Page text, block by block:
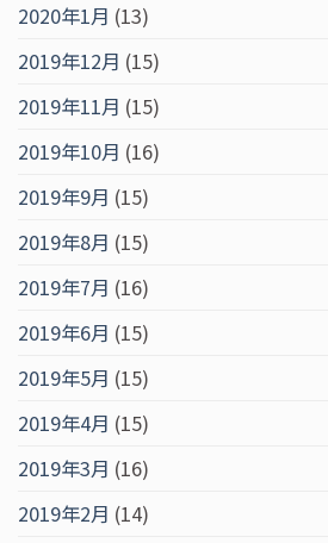
2020年1月 (13)
2019年12月 (15)
2019年11月 (15)
2019年10月 (16)
2019年9月 (15)
2019年8月 (15)
2019年7月 (16)
2019年6月 (15)
2019年5月 (15)
2019年4月 (15)
2019年3月 (16)
2019年2月 (14)